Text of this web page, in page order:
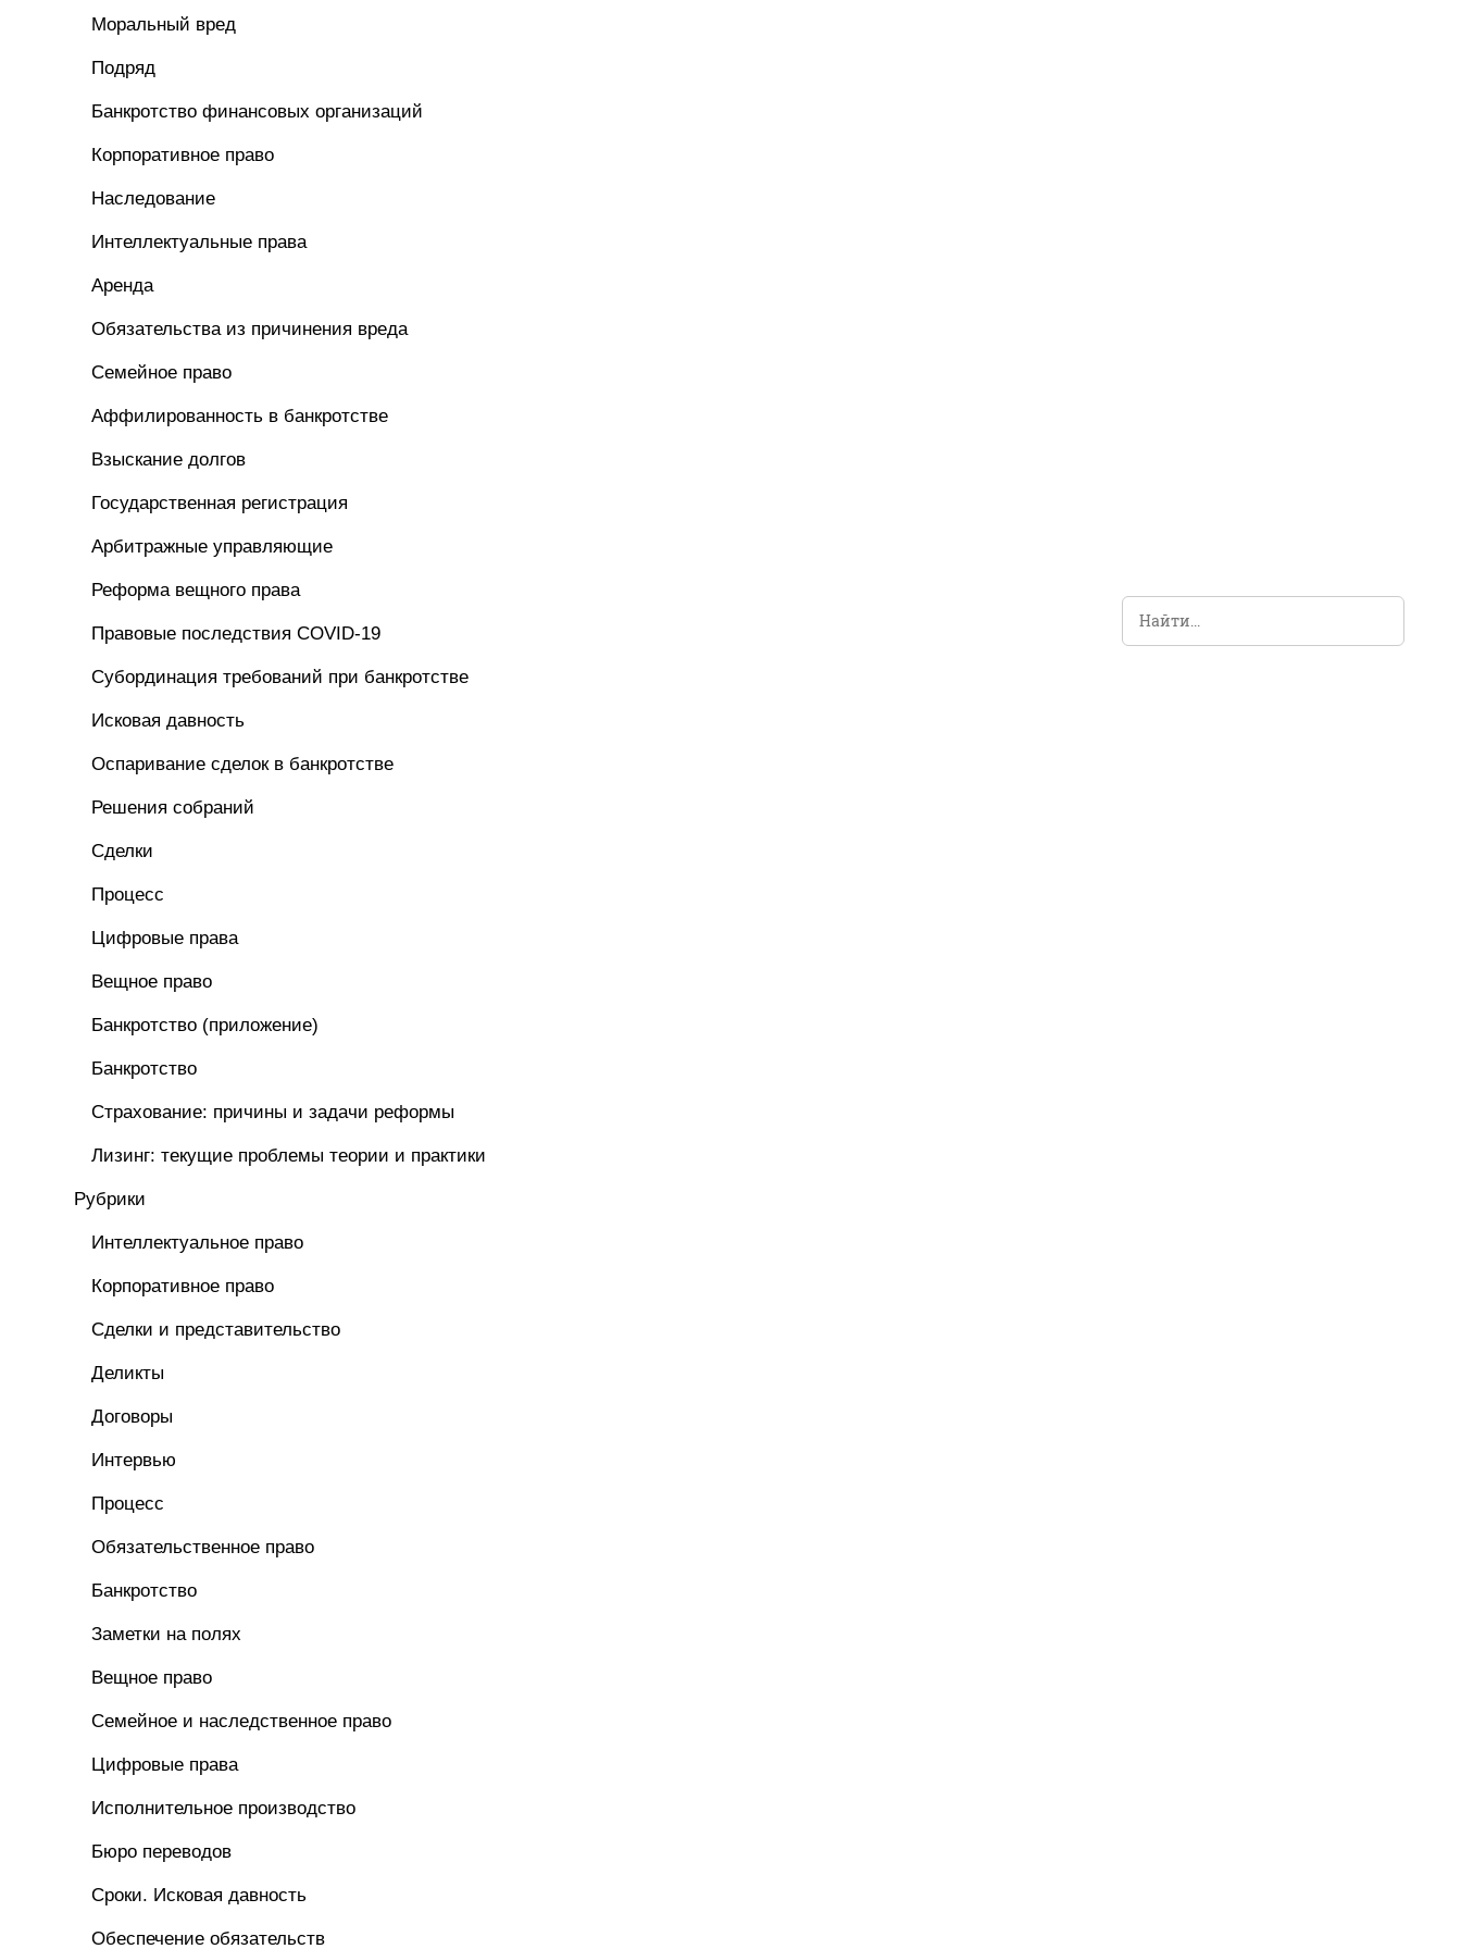
Моральный вред
Подряд
Банкротство финансовых организаций
Корпоративное право
Наследование
Интеллектуальные права
Аренда
Обязательства из причинения вреда
Семейное право
Аффилированность в банкротстве
Взыскание долгов
Государственная регистрация
Арбитражные управляющие
Реформа вещного права
Правовые последствия COVID-19
Субординация требований при банкротстве
Исковая давность
Оспаривание сделок в банкротстве
Решения собраний
Сделки
Процесс
Цифровые права
Вещное право
Банкротство (приложение)
Банкротство
Страхование: причины и задачи реформы
Лизинг: текущие проблемы теории и практики
Рубрики
Интеллектуальное право
Корпоративное право
Сделки и представительство
Деликты
Договоры
Интервью
Процесс
Обязательственное право
Банкротство
Заметки на полях
Вещное право
Семейное и наследственное право
Цифровые права
Исполнительное производство
Бюро переводов
Сроки. Исковая давность
Обеспечение обязательств